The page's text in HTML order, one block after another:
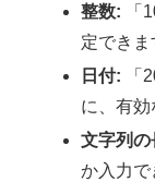
整数: 「
定できま
日付: 「
に、有効
文字列の
か入力で